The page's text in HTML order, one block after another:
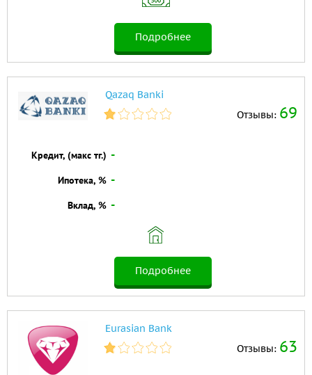
Подробнее
Qazaq Banki
Отзывы: 69
Подробнее
Кредит, (макс тг.) -
Ипотека, % -
Вклад, % -
Eurasian Bank
Отзывы: 63